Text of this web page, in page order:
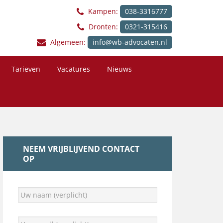
Kampen:
038-3316777
Dronten:
0321-315416
Algemeen:
info@wb-advocaten.nl
Tarieven Vacatures Nieuws
NEEM VRIJBLIJVEND CONTACT
OP
U
w
n
U